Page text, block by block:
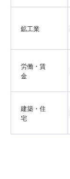
鉱工業
労働・賃
金
建築・住
宅